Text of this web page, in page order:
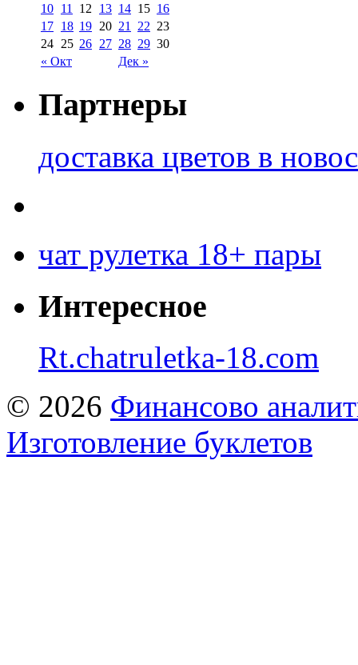
« Окт Дек »
10 11 12 13 14 15 16
17 18 19 20 21 22 23
24 25 26 27 28 29 30
Партнеры
доставка цветов в
чат рулетка 18+ пары
Интересное
Rt.chatruletka-18.com
© 2026 Финансово
Изготовление буклетов